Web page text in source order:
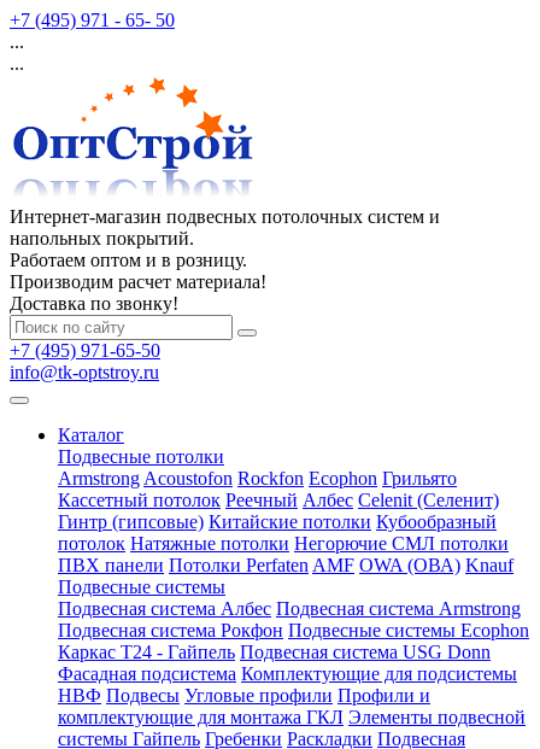
+7 (495) 971 - 65- 50
...
...
Интернет-магазин подвесных потолочных систем и
напольных покрытий.
Работаем оптом и в розницу.
Производим расчет материала!
Доставка по звонку!
+7 (495) 971-65-50
info@tk-optstroy.ru
Каталог
Подвесные потолки
Armstrong Acoustofon Rockfon Ecophon Грильято
Кассетный потолок Реечный Албес Celenit (Селенит)
Гинтр (гипсовые) Китайские потолки Кубообразный
потолок Натяжные потолки Негорючие СМЛ потолки
ПВХ панели Потолки Perfaten AMF OWA (ОВА) Knauf
Подвесные системы
Подвесная система Албес Подвесная система Armstrong
Подвесная система Рокфон Подвесные системы Ecophon
Каркас Т24 - Гайпель Подвесная система USG Donn
Фасадная подсистема Комплектующие для подсистемы
НВФ Подвесы Угловые профили Профили и
комплектующие для монтажа ГКЛ Элементы подвесной
системы Гайпель Гребенки Раскладки Подвесная